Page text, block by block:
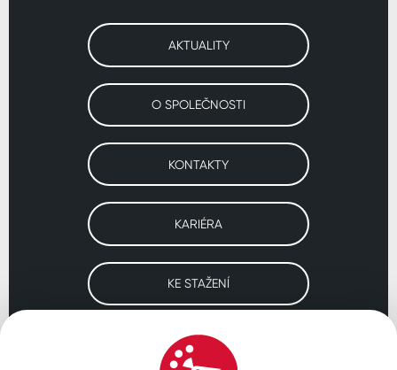
AKTUALITY
O SPOLEČNOSTI
KONTAKTY
KARIÉRA
KE STAŽENÍ
Navštivte naše pobočky